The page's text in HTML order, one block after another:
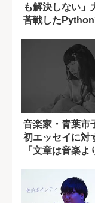
も解決しない」
苦戦した
音楽家・青葉市
初エッセイに対
「文章は音楽よ